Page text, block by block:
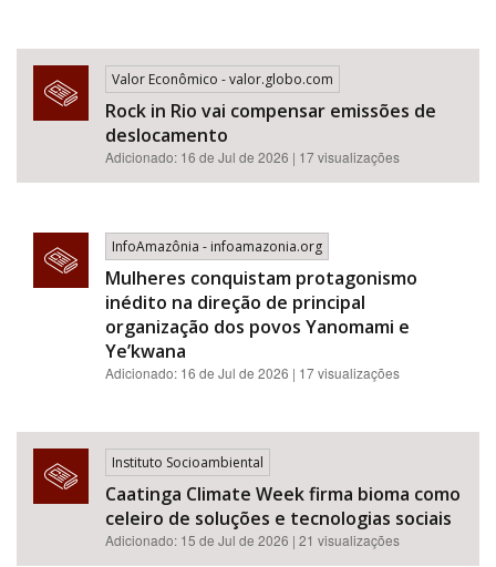
Valor Econômico - valor.globo.com
Rock in Rio vai compensar emissões de
deslocamento
Adicionado: 16 de Jul de 2026 | 17 visualizações
InfoAmazônia - infoamazonia.org
Mulheres conquistam protagonismo
inédito na direção de principal
organização dos povos Yanomami e
Ye’kwana
Adicionado: 16 de Jul de 2026 | 17 visualizações
Instituto Socioambiental
Caatinga Climate Week firma bioma como
celeiro de soluções e tecnologias sociais
Adicionado: 15 de Jul de 2026 | 21 visualizações